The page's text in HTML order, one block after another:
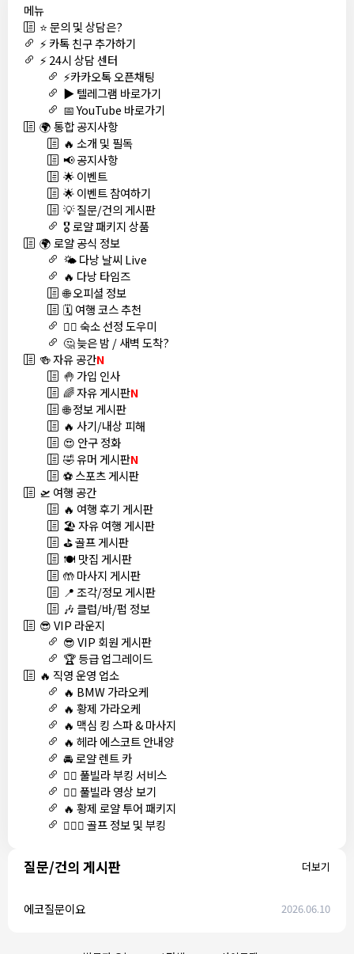
메뉴
⭐ 문의 및 상담은?
⚡ 카톡 친구 추가하기
⚡ 24시 상담 센터
⚡카카오톡 오픈채팅
▶️ 텔레그램 바로가기
📅 YouTube 바로가기
🌍 통합 공지사항
🔥 소개 및 필독
📢 공지사항
🌟 이벤트
🌟 이벤트 참여하기
💡 질문/건의 게시판
🎖️ 로얄 패키지 상품
🌍 로얄 공식 정보
🌤️ 다낭 날씨 Live
🔥 다낭 타임즈
🌐 오피셜 정보
🗓️ 여행 코스 추천
🏊‍♀️ 숙소 선정 도우미
🤔 늦은 밤 / 새벽 도착?
🍻 자유 공간N
🤚 가입 인사
🌈 자유 게시판N
🌐 정보 게시판
🔥 사기/내상 피해
😍 안구 정화
🤣 유머 게시판N
⚽ 스포츠 게시판
🛫 여행 공간
🔥 여행 후기 게시판
🏖️ 자유 여행 게시판
⛳ 골프 게시판
🍽️ 맛집 게시판
🤲 마사지 게시판
📍 조각/정모 게시판
🎶 클럽/바/펍 정보
😎 VIP 라운지
😎 VIP 회원 게시판
🏆 등급 업그레이드
🔥 직영 운영 업소
🔥 BMW 가라오케
🔥 황제 가라오케
🔥 맥심 킹 스파 & 마사지
🔥 헤라 에스코트 안내양
🚘 로얄 렌트 카
🏊‍♀️ 풀빌라 부킹 서비스
🏊‍♀️ 풀빌라 영상 보기
🔥 황제 로얄 투어 패키지
🏌🏻‍♂️ 골프 정보 및 부킹
질문/건의 게시판 더보기
에코질문이요 2026.06.10